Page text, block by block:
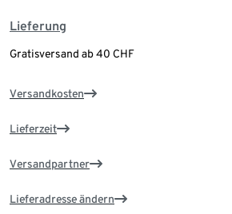
Lieferung
Gratisversand ab 40 CHF
Versandkosten
Lieferzeit
Versandpartner
Lieferadresse ändern